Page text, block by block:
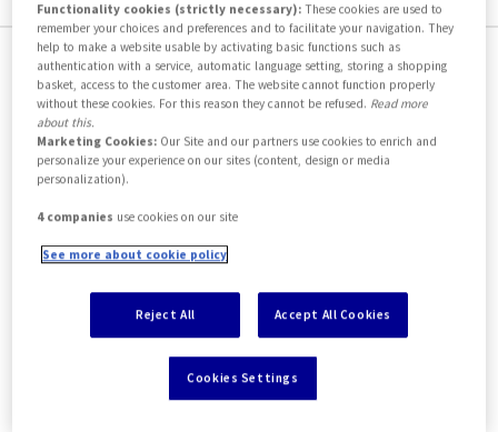
Pagina non trovata
La pagina che stai cercando è stata rimossa, rinominata
o potrebbe non essere mai esistita.
Non abbiamo trovato la
pagina che cercavi, ma
Functionality cookies (strictly necessary): These cookies are used to
remember your choices and preferences and to facilitate your navigation. They
help to make a website usable by activating basic functions such as
authentication with a service, automatic language setting, storing a shopping
basket, access to the customer area. The website cannot function properly
without these cookies. For this reason they cannot be refused. Read more
about this.
Marketing Cookies: Our Site and our partners use cookies to enrich and
personalize your experience on our sites (content, design or media
personalization).
4 companies use cookies on our site
See more about cookie policy
Reject All Accept All Cookies
Cookies Settings